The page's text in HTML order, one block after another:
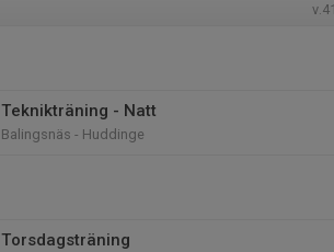
v.41
Teknikträning - Natt
Balingsnäs - Huddinge
Torsdagsträning